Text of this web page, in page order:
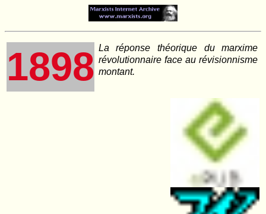
1898 La réponse théorique du marxime
révolutionnaire face au révisionnisme
montant.